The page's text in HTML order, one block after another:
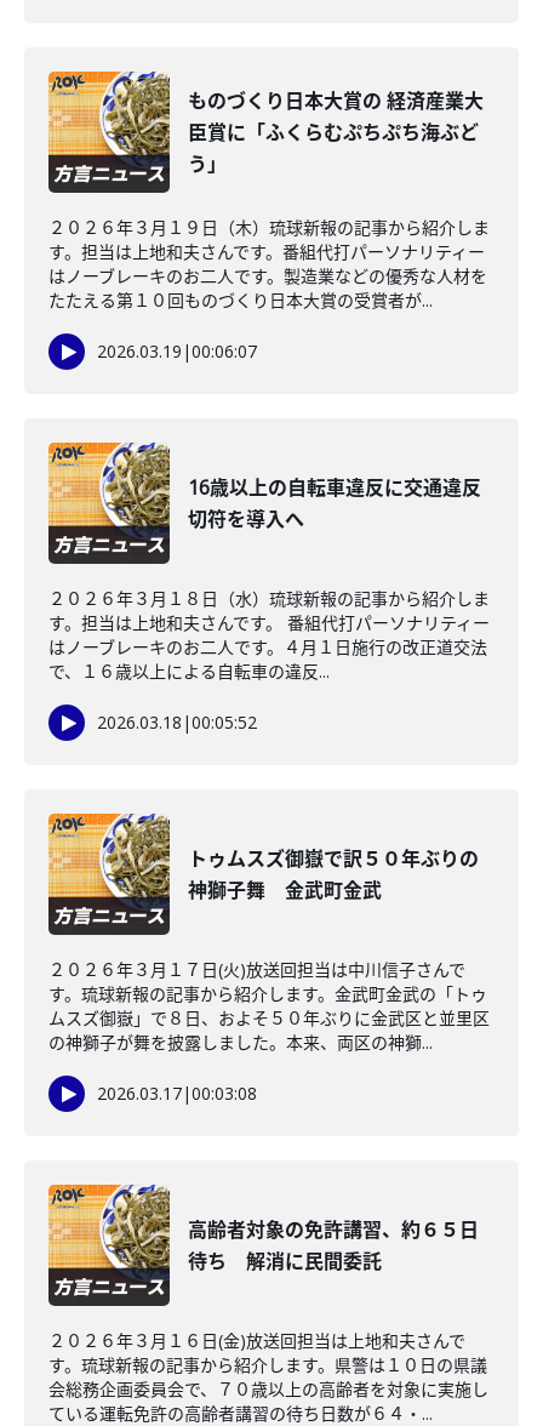
ものづくり日本大賞の 経済産業大
臣賞に「ふくらむぷちぷち海ぶど
う」
２０２６年３月１９日（木）琉球新報の記事から紹介しま
す。担当は上地和夫さんです。番組代打パーソナリティー
はノーブレーキのお二人です。製造業などの優秀な人材を
たたえる第１０回ものづくり日本大賞の受賞者が...
2026.03.19 |00:06:07
16歳以上の自転車違反に交通違反
切符を導入へ
２０２６年３月１８日（水）琉球新報の記事から紹介しま
す。担当は上地和夫さんです。 番組代打パーソナリティー
はノーブレーキのお二人です。４月１日施行の改正道交法
で、１６歳以上による自転車の違反...
2026.03.18 |00:05:52
トゥムスズ御嶽で訳５０年ぶりの
神獅子舞 金武町金武
２０２６年３月１７日(火)放送回担当は中川信子さんで
す。琉球新報の記事から紹介します。金武町金武の「トゥ
ムスズ御嶽」で８日、およそ５０年ぶりに金武区と並里区
の神獅子が舞を披露しました。本来、両区の神獅...
2026.03.17|00:03:08
高齢者対象の免許講習、約６５日
待ち 解消に民間委託
２０２６年３月１６日(金)放送回担当は上地和夫さんで
す。琉球新報の記事から紹介します。県警は１０日の県議
会総務企画委員会で、７０歳以上の高齢者を対象に実施し
ている運転免許の高齢者講習の待ち日数が６４・...